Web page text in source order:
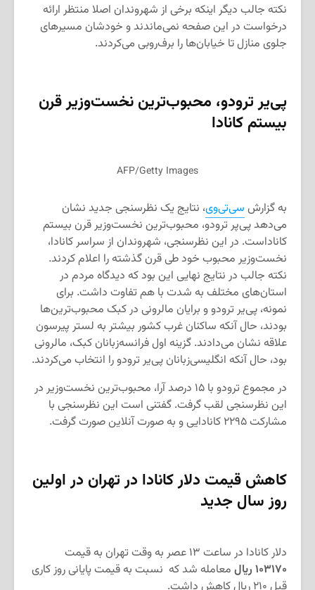
نکته جالب دیگر اینکه برخی از شهروندان اصلا منتظر ارائه
درخواست در این صفحه نمی‌ماندند و خودشان مسیرهای
جلوی منازل تا خیابان‌ها را برف‌روبی می‌کردند.
پی‌یر ترودو، محبوب‌ترین نخست‌وزیر قرن
بیستم کانادا
AFP/Getty Images
به گزارش سی‌تی‌وی، نتایج یک نظرسنجی جدید نشان
می‌دهد پی‌پر ترودو، محبوب‌ترین نخست‌وزیر قرن بیستم
کاناداست. در این نظرسنجی، شهروندان از سراسر کانادا،
نخست‌وزیر محبوب خود طی قرن گذشته را اعلام کردند.
نکته جالب در نتایج نهایی این بود که دیدگاه مردم در
استان‌های مختلف به شدت با هم تفاوت داشت. برای
نمونه، پی‌یر ترودو و برایان مالرونی در کبک محبوب‌ترین‌ها
بودند، حال آنکه ساکنان غرب کشور بیشتر به لستر پیرسون
علاقه نشان می‌دادند. گزینه اول فرانسه‌زبانان کبک، مالرونی
بود، حال آنکه انگلیسی‌زبانان پی‌یر ترودو را انتخاب می‌کردند.
در مجموع ترودو با ۱۵ درصد آرا، محبوب‌ترین نخست‌وزیر در
این نظرسنجی لقب گرفت. گفتنی است این نظرسنجی با
مشارکت ۲۲۹۵ کانادایی و به صورت آنلاین صورت گرفت.
کاهش قیمت دلار کانادا در تهران در اولین
روز سال جدید
دلار کانادا در ساعت ۱۳ عصر به وقت تهران به قیمت
۱۰۳۱۷۰ ریال معامله شد که نسبت به قیمت پایانی روز کاری
قبل ۲۱۰ ریال کاهش داشت.